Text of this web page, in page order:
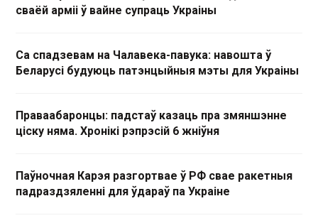
сваёй арміі ў вайне супраць Украіны
Са спадзевам на Чалавека-павука: навошта ў
Беларусі будуюць патэнцыйныя мэты для Украіны
Праваабаронцы: падстаў казаць пра змяншэнне
ціску няма. Хронікі рэпрэсій 6 жніўня
Паўночная Карэя разгортвае ў РФ свае ракетныя
падраздзяленні для ўдараў па Украіне